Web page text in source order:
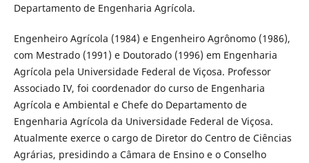
Departamento de Engenharia Agrícola.
Engenheiro Agrícola (1984) e Engenheiro Agrônomo (1986),
com Mestrado (1991) e Doutorado (1996) em Engenharia
Agrícola pela Universidade Federal de Viçosa. Professor
Associado IV, foi coordenador do curso de Engenharia
Agrícola e Ambiental e Chefe do Departamento de
Engenharia Agrícola da Universidade Federal de Viçosa.
Atualmente exerce o cargo de Diretor do Centro de Ciências
Agrárias, presidindo a Câmara de Ensino e o Conselho